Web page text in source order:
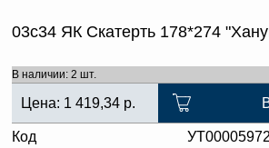
03с34 ЯК Скатерть 178*274
В наличии: 2 шт.
Цена: 1 419,34 р.
Код